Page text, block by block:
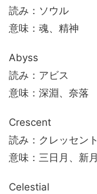
読み：ソウル
意味：魂、精神
Abyss
読み：アビス
意味：深淵、奈落
Crescent
読み：クレッセント
意味：三日月、新月
Celestial